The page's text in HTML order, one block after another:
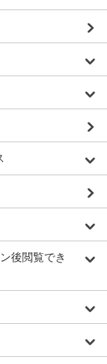
後閲覧でき